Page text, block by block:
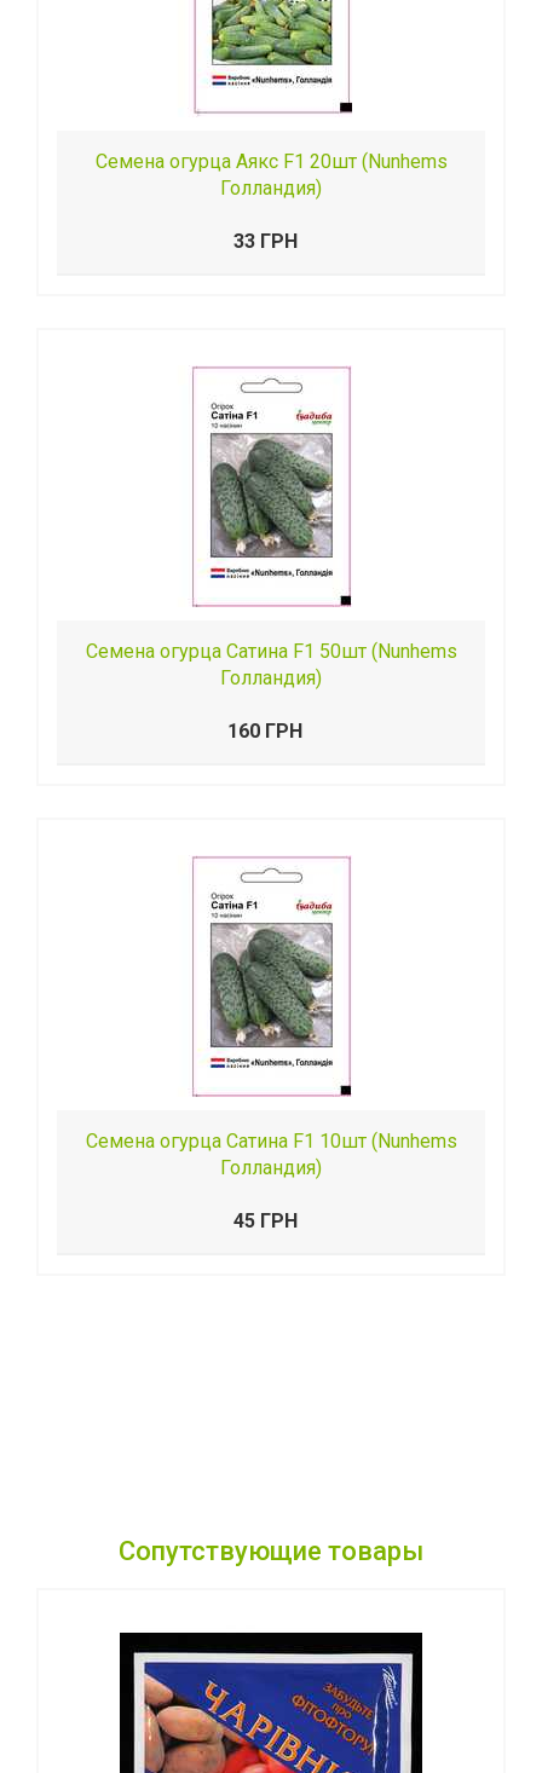
Семена огурца Аякс F1 20шт (Nunhems
Голландия)
33 ГРН
Семена огурца Сатина F1 50шт (Nunhems
Голландия)
160 ГРН
Семена огурца Сатина F1 10шт (Nunhems
Голландия)
45 ГРН
Сопутствующие товары